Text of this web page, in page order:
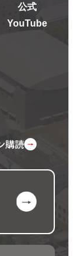
公式
YouTube
購読